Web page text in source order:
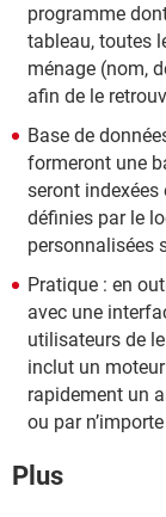
programme
tableau, toutes
ménage (nom,
afin de le
Base de
formeront une
seront
définies par le
personnalisées
Pratique : en
avec une
utilisateurs de
inclut un
rapidement un
ou par
Plus